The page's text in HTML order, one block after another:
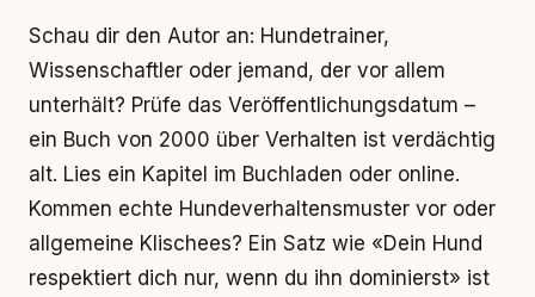
Schau dir den Autor an: Hundetrainer,
Wissenschaftler oder jemand, der vor allem
unterhält? Prüfe das Veröffentlichungsdatum –
ein Buch von 2000 über Verhalten ist verdächtig
alt. Lies ein Kapitel im Buchladen oder online.
Kommen echte Hundeverhaltensmuster vor oder
allgemeine Klischees? Ein Satz wie «Dein Hund
respektiert dich nur, wenn du ihn dominierst» ist